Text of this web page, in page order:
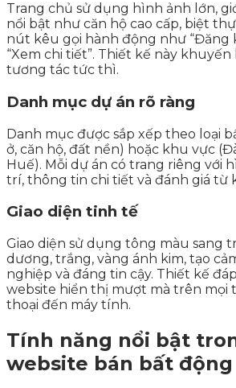
Trang chủ sử dụng hình ảnh lớn,
nổi bật như căn hộ cao cấp, biệt
nút kêu gọi hành động như “Đăng
“Xem chi tiết”. Thiết kế này
tương tác tức thì.
Danh mục dự án rõ ràng
Danh mục được sắp xếp theo loại
ở, căn hộ, đất nền) hoặc khu vực
Huế). Mỗi dự án có trang riêng với
trí, thông tin chi tiết và đánh giá từ
Giao diện tinh tế
Giao diện sử dụng tông màu sang
dương, trắng, vàng ánh kim, tạo
nghiệp và đáng tin cậy. Thiết kế
website hiển thị mượt mà trên mọi
thoại đến máy tính.
Tính năng nổi bật
website bán bất động